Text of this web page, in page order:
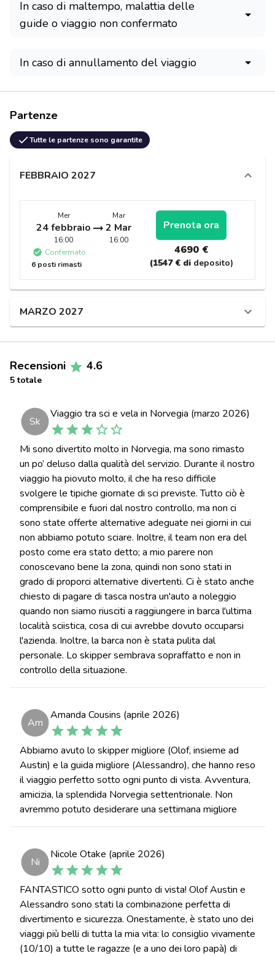
In caso di maltempo, malattia delle
guide o viaggio non confermato
In caso di annullamento del viaggio
Partenze
Tutte le partenze sono garantite
FEBBRAIO 2027
Mer
24 febbraio
16:00
Mar
2 Mar
16:00
Confermato
6 posti rimasti
Prenota ora
4690 €
(1547 € dideposito)
MARZO 2027
Recensioni 4.6
5 totale
Sk
Viaggio tra sci e vela in Norvegia (marzo 2026)
Mi sono divertito molto in Norvegia, ma sono rimasto
un po’ deluso dalla qualità del servizio. Durante il nostro
viaggio ha piovuto molto, il che ha reso difficile
svolgere le tipiche giornate di sci previste. Tutto ciò è
comprensibile e fuori dal nostro controllo, ma non ci
sono state offerte alternative adeguate nei giorni in cui
non abbiamo potuto sciare. Inoltre, il team non era del
posto come era stato detto; a mio parere non
conoscevano bene la zona, quindi non sono stati in
grado di proporci alternative divertenti. Ci è stato anche
chiesto di pagare di tasca nostra un'auto a noleggio
quando non siamo riusciti a raggiungere in barca l'ultima
località sciistica, cosa di cui avrebbe dovuto occuparsi
l'azienda. Inoltre, la barca non è stata pulita dal
personale. Lo skipper sembrava sopraffatto e non in
controllo della situazione.
Am
Amanda Cousins (aprile 2026)
Abbiamo avuto lo skipper migliore (Olof, insieme ad
Austin) e la guida migliore (Alessandro), che hanno reso
il viaggio perfetto sotto ogni punto di vista. Avventura,
amicizia, la splendida Norvegia settentrionale. Non
avremmo potuto desiderare una settimana migliore
Ni
Nicole Otake (aprile 2026)
FANTASTICO sotto ogni punto di vista! Olof Austin e
Alessandro sono stati la combinazione perfetta di
divertimento e sicurezza. Onestamente, è stato uno dei
viaggi più belli di tutta la mia vita: lo consiglio vivamente
(10/10) a tutte le ragazze (e a uno dei loro papà) di